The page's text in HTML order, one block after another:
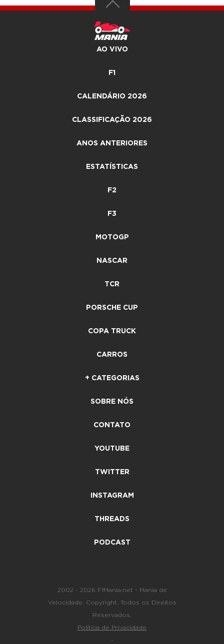
AO VIVO
F1
CALENDÁRIO 2026
CLASSIFICAÇÃO 2026
ANOS ANTERIORES
ESTATÍSTICAS
F2
F3
MOTOGP
NASCAR
TCR
PORSCHE CUP
COPA TRUCK
CARROS
+ CATEGORIAS
SOBRE NÓS
CONTATO
YOUTUBE
TWITTER
INSTAGRAM
THREADS
PODCAST
2002 - 2026 F1Mania.net - Mania de
Velocidade. Copyright. Todos os Direitos
Reservados.
Política de Privacidade
-